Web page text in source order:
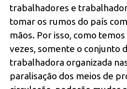
trabalhadores e
tomar os rumos do país
mãos. Por isso, como
vezes, somente o conjunto
trabalhadora organizada
paralisação dos meios de